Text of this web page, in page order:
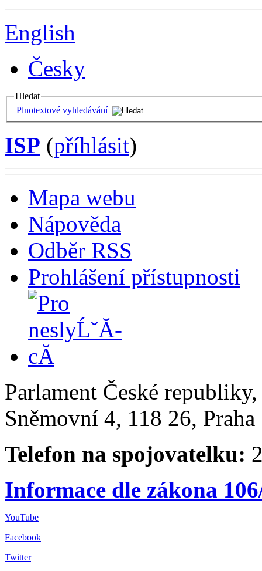
English
Česky
Hledat
Plnotextové vyhledávání
ISP (příhlásit)
Mapa webu
Nápověda
Odběr RSS
Prohlášení přístupnosti
Parlament České
Sněmovní 4, 118 26,
Telefon na spojovatelku:
Informace dle zákona
YouTube
Facebook
Twitter